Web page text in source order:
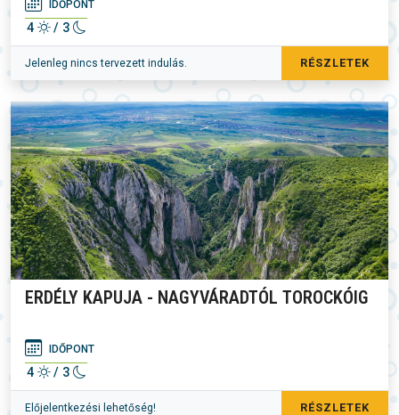
IDŐPONT
4 / 3
Jelenleg nincs tervezett indulás. RÉSZLETEK
ERDÉLY KAPUJA - NAGYVÁRADTÓL TOROCKÓIG
IDŐPONT
4 / 3
Előjelentkezési lehetőség! RÉSZLETEK